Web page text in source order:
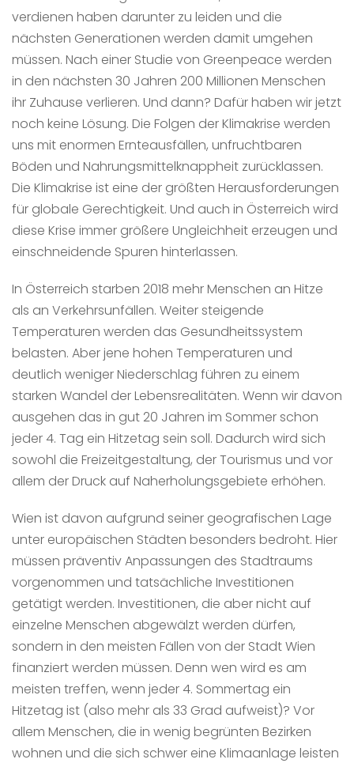
verdienen haben darunter zu leiden und die
nächsten Generationen werden damit umgehen
müssen. Nach einer Studie von Greenpeace werden
in den nächsten 30 Jahren 200 Millionen Menschen
ihr Zuhause verlieren. Und dann? Dafür haben wir jetzt
noch keine Lösung. Die Folgen der Klimakrise werden
uns mit enormen Ernteausfällen, unfruchtbaren
Böden und Nahrungsmittelknappheit zurücklassen.
Die Klimakrise ist eine der größten Herausforderungen
für globale Gerechtigkeit. Und auch in Österreich wird
diese Krise immer größere Ungleichheit erzeugen und
einschneidende Spuren hinterlassen.
In Österreich starben 2018 mehr Menschen an Hitze
als an Verkehrsunfällen. Weiter steigende
Temperaturen werden das Gesundheitssystem
belasten. Aber jene hohen Temperaturen und
deutlich weniger Niederschlag führen zu einem
starken Wandel der Lebensrealitäten. Wenn wir davon
ausgehen das in gut 20 Jahren im Sommer schon
jeder 4. Tag ein Hitzetag sein soll. Dadurch wird sich
sowohl die Freizeitgestaltung, der Tourismus und vor
allem der Druck auf Naherholungsgebiete erhöhen.
Wien ist davon aufgrund seiner geografischen Lage
unter europäischen Städten besonders bedroht. Hier
müssen präventiv Anpassungen des Stadtraums
vorgenommen und tatsächliche Investitionen
getätigt werden. Investitionen, die aber nicht auf
einzelne Menschen abgewälzt werden dürfen,
sondern in den meisten Fällen von der Stadt Wien
finanziert werden müssen. Denn wen wird es am
meisten treffen, wenn jeder 4. Sommertag ein
Hitzetag ist (also mehr als 33 Grad aufweist)? Vor
allem Menschen, die in wenig begrünten Bezirken
wohnen und die sich schwer eine Klimaanlage leisten